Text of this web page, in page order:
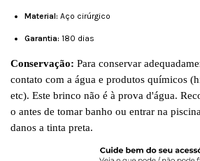
Material: Aço cirúrgico
Garantia: 180 dias
Conservação: Para conservar
contato com a água e produtos químicos
etc). Este brinco não é à prova d'água.
o antes de tomar banho ou entrar na
danos a tinta preta.